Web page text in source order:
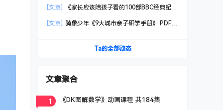
[文章]
《家长应该陪孩子看的100部BBC经典纪录
[文章]
骑象少年《9大城市亲子研学手册》 PDF格
Ta的全部动态
文章聚合
1 《DK图解数学》动画课程 共184集